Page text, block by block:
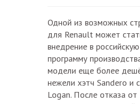
Одной из возможных
для Renault может
внедрение в российскую
программу
модели еще более
нежели хэтч Sandero и
Logan. После отказа от